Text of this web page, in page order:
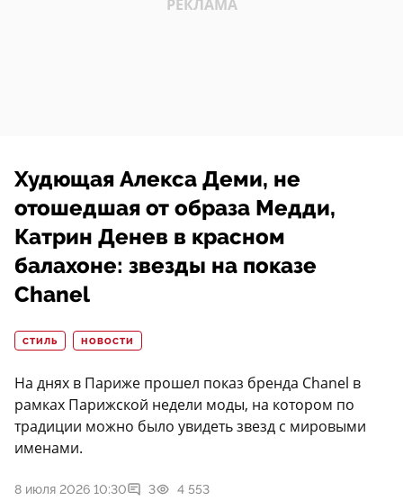
Худющая Алекса Деми, не
отошедшая от образа Медди,
Катрин Денев в красном
балахоне: звезды на показе
Chanel
СТИЛЬ НОВОСТИ
На днях в Париже прошел показ бренда Chanel в
рамках Парижской недели моды, на котором по
традиции можно было увидеть звезд с мировыми
именами.
8 июля 2026 10:30 3 4 553